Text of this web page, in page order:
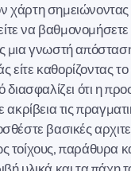
χάρτη
να
μια γνωστή
καθορίζοντας
διασφαλίζει ότι η
ακρίβεια τις
βασικές
τοίχους, παράθυρα